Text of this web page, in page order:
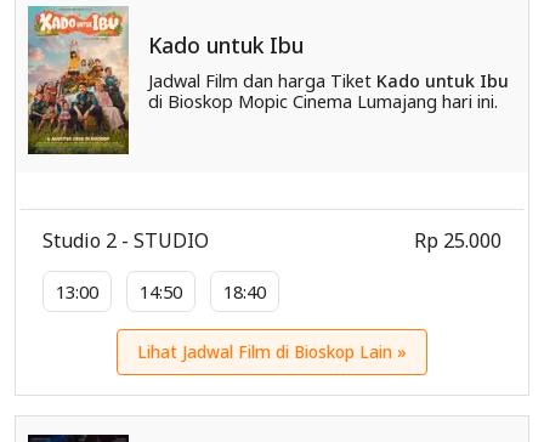
Kado untuk Ibu
Jadwal Film dan harga Tiket Kado untuk Ibu
di Bioskop Mopic Cinema Lumajang hari ini.
Studio 2 - STUDIO
13:00 14:50 18:40
Rp 25.000
Lihat Jadwal Film di Bioskop Lain »